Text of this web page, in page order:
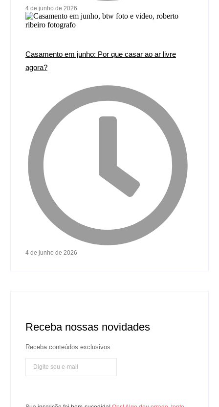
4 de junho de 2026
Casamento em junho: Por que casar ao ar livre
agora?
4 de junho de 2026
Receba nossas novidades
Receba conteúdos exclusivos